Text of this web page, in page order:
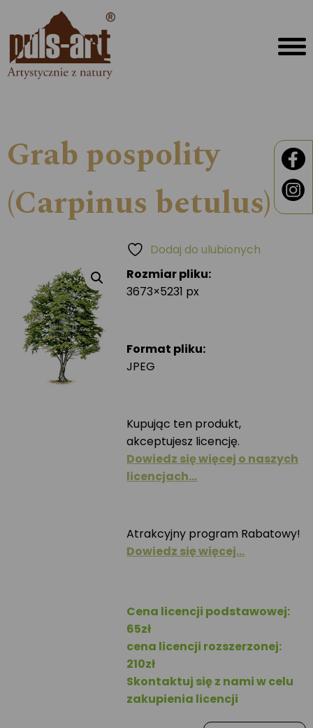
Grab pospolity
(Carpinus betulus)
Rozmiar pliku:
3673×5231 px
Format pliku:
JPEG
Kupując ten produkt,
akceptujesz licencję.
Dowiedz się więcej o naszych
licencjach…
Atrakcyjny program Rabatowy!
Dowiedz się więcej…
Cena licencji podstawowej:
65zł
cena licencji rozszerzonej:
210zł
Skontaktuj się z nami w celu
zakupienia licencji
Dodaj do ulubionych